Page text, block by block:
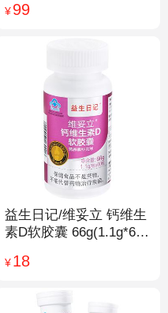
¥99
益生日记/维妥立 钙维生
素D软胶囊 66g(1.1g*60
¥18